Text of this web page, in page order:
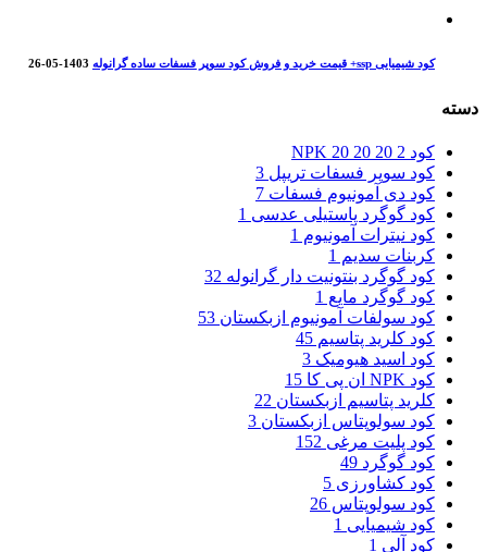
کود شیمیایی ssp+ قیمت خرید و فروش کود سوپر فسفات ساده گرانوله 1403-05-26
دسته
کود NPK 20 20 20 2
کود سوپر فسفات تریپل 3
کود دی آمونیوم فسفات 7
کود گوگرد پاستیلی عدسی 1
کود نیترات آمونیوم 1
کربنات سدیم 1
کود گوگرد بنتونیت دار گرانوله 32
کود گوگرد مایع 1
کود سولفات آمونیوم ازبکستان 53
کود کلرید پتاسیم 45
کود اسید هیومیک 3
کود NPK ان پی کا
15
کلرید پتاسیم ازبکستان 22
کود سولوپتاس ازبکستان 3
کود پلیت مرغی 152
کود گوگرد 49
کود کشاورزی 5
کود سولوپتاس 26
کود شیمیایی 1
کود آلی 1